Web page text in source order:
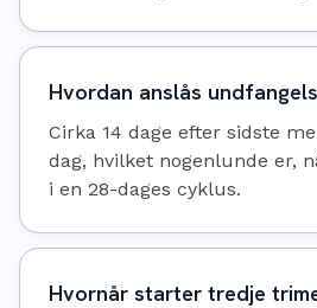
Hvordan anslås
Cirka 14 dage efter sidste
dag, hvilket nogenlunde er,
i en 28-dages cyklus.
Hvornår starter tredje